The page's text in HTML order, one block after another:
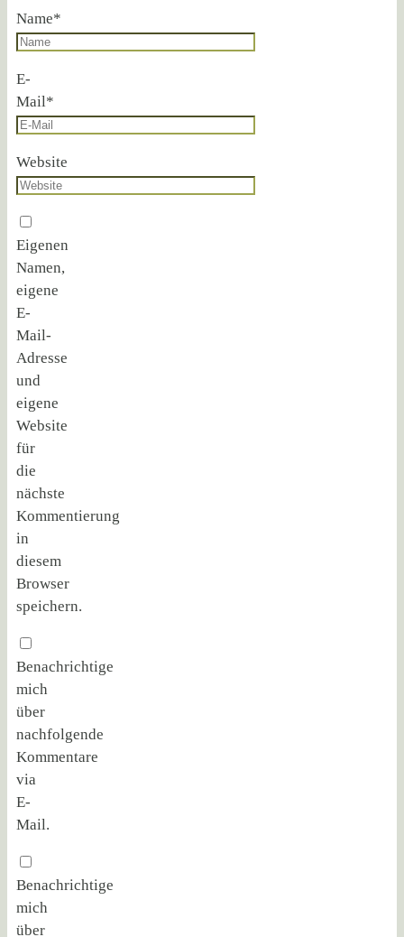
Name*
E-
Mail*
Website
Eigenen
Namen,
eigene
E-
Mail-
Adresse
und
eigene
Website
für
die
nächste
Kommentierung
in
diesem
Browser
speichern.
Benachrichtige
mich
über
nachfolgende
Kommentare
via
E-
Mail.
Benachrichtige
mich
über